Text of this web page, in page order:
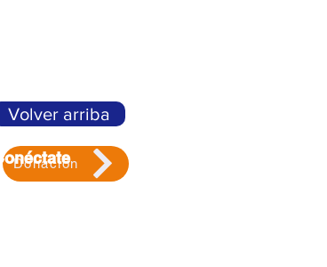
Donación
Volver arriba
Conéctate